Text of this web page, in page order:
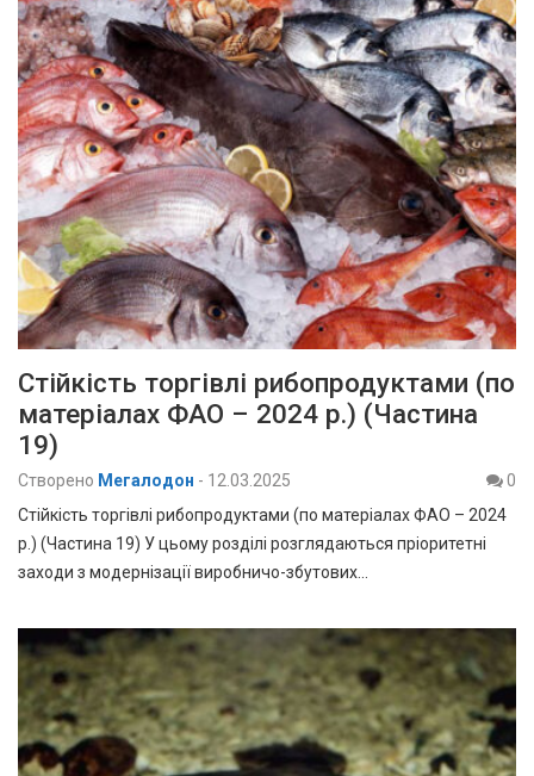
Стійкість торгівлі рибопродуктами (по
матеріалах ФАО – 2024 р.) (Частина
19)
Створено Мегалодон - 12.03.2025
0
Стійкість торгівлі рибопродуктами (по матеріалах ФАО – 2024
р.) (Частина 19) У цьому розділі розглядаються пріоритетні
заходи з модернізації виробничо-збутових…